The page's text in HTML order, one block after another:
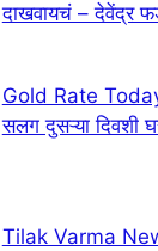
दाखवायचं – देवेंद्र
Gold Rate Today:
सलग दुसऱ्या दिवशी
Tilak Varma